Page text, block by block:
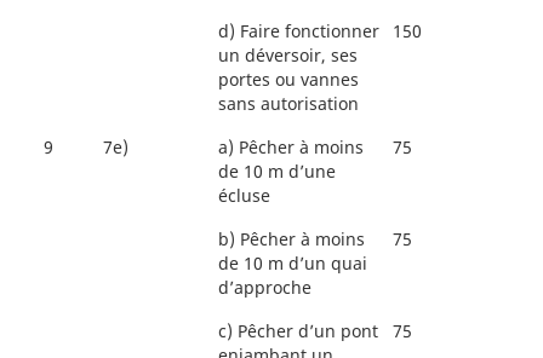
d) Faire fonctionner
un déversoir, ses
portes ou vannes
sans autorisation
150
9 7e) a) Pêcher à moins
de 10 m d’une
écluse
75
b) Pêcher à moins
de 10 m d’un quai
d’approche
75
c) Pêcher d’un pont
75